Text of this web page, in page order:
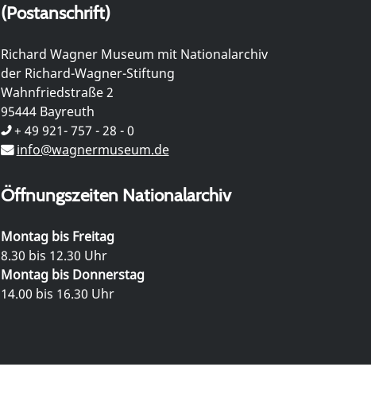
(Postanschrift)
Richard Wagner Museum mit Nationalarchiv
der Richard-Wagner-Stiftung
Wahnfriedstraße 2
95444 Bayreuth
+ 49 921- 757 - 28 - 0
info@wagnermuseum.de
Öffnungszeiten Nationalarchiv
Montag bis Freitag
8.30 bis 12.30 Uhr
Montag bis Donnerstag
14.00 bis 16.30 Uhr